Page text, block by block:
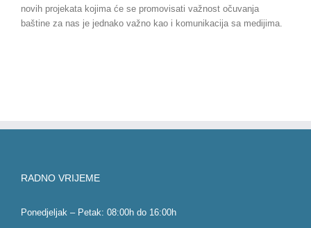
novih projekata kojima će se promovisati važnost očuvanja
baštine za nas je jednako važno kao i komunikacija sa medijima.
RADNO VRIJEME
Ponedjeljak – Petak: 08:00h do 16:00h